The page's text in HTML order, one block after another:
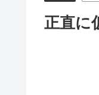
正直に